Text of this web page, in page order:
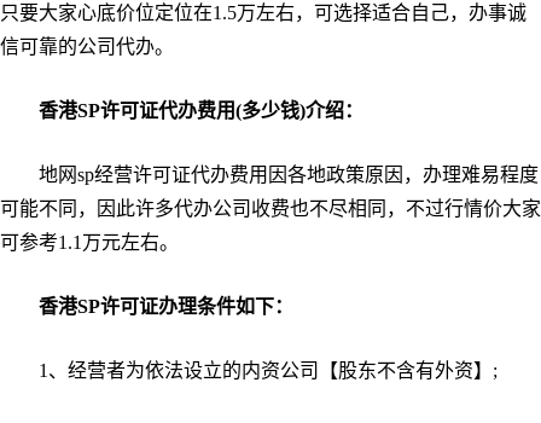
只要大家心底价位定位在1.5万左右，可选择适合自己，办事诚
信可靠的公司代办。
香港SP许可证代办费用(多少钱)介绍：
地网sp经营许可证代办费用因各地政策原因，办理难易程度
可能不同，因此许多代办公司收费也不尽相同，不过行情价大家
可参考1.1万元左右。
香港SP许可证办理条件如下：
1、经营者为依法设立的内资公司【股东不含有外资】;